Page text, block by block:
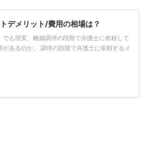
デメリット/費用の相場は？
も現実、離婚調停の段階で弁護士に依頼して
あるのか。 調停の段階で弁護士に依頼するメ